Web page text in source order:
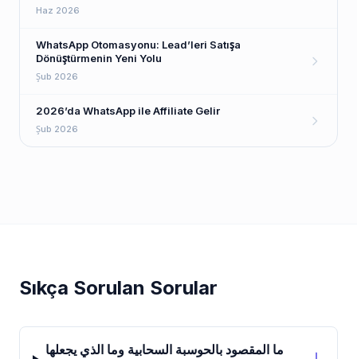
Haz 2026
WhatsApp Otomasyonu: Lead’leri Satışa
Dönüştürmenin Yeni Yolu
Şub 2026
2026’da WhatsApp ile Affiliate Gelir
Şub 2026
Sıkça Sorulan Sorular
ما المقصود بالحوسبة السحابية وما الذي يجعلها